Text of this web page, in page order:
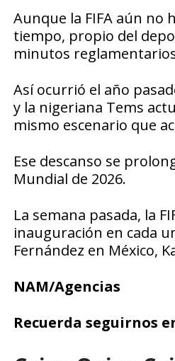
Aunque la FIFA aún no
tiempo, propio del
minutos
Así ocurrió el año
y la nigeriana Tems
mismo escenario que
Ese descanso se
Mundial de 2026.
La semana pasada, la
inauguración en cada
Fernández en México,
NAM/Agencias
Recuerda seguirnos